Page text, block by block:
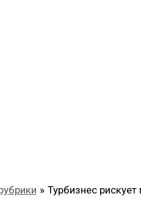
Турбизнес